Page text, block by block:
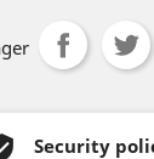
Security